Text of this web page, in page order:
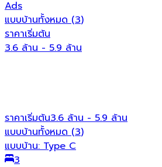
Ads
แบบบ้านทั้งหมด (3)
ราคาเริ่มต้น
3.6 ล้าน - 5.9 ล้าน
ราคาเริ่มต้น3.6 ล้าน - 5.9 ล้าน
แบบบ้านทั้งหมด (3)
แบบบ้าน: Type C
3